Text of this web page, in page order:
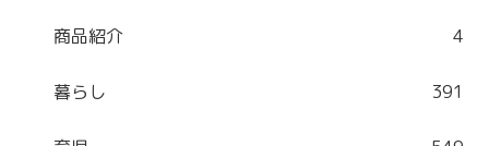
商品紹介 4
暮らし 391